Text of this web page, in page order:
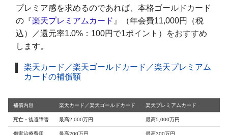
プレミア感を求めるのであれば、本格ゴールドカード
の『楽天プレミアムカード 』（年会費11,000円（税
込）／還元率1.0%：100円で1ポイント）をおすすめ
します。
楽天カード／楽天ゴールドカード／楽天プレミアム
カードの補償額
補償内容 楽天カード／楽天ゴールドカード 楽天プレミアムカード
死亡・後遺障害 最高2,000万円 最高5,000万円
傷害治療費用 最高200万円 最高300万円